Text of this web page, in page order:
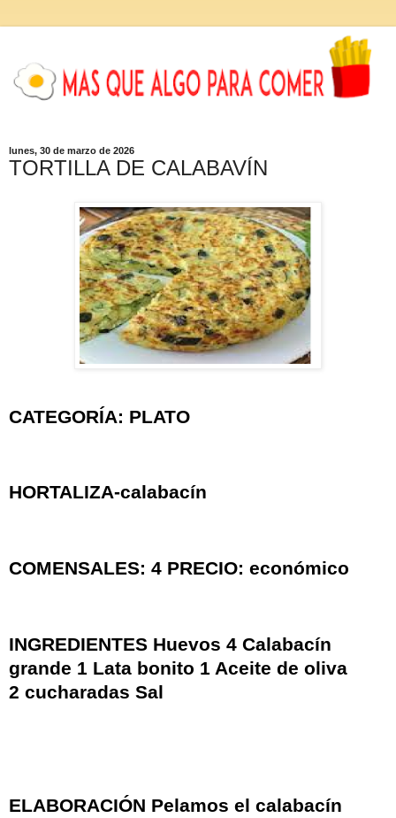
lunes, 30 de marzo de 2026
TORTILLA DE CALABAVÍN
CATEGORÍA: PLATO
HORTALIZA-calabacín
COMENSALES: 4 PRECIO: económico
INGREDIENTES Huevos 4 Calabacín
grande 1 Lata bonito 1 Aceite de oliva
2 cucharadas Sal
ELABORACIÓN Pelamos el calabacín